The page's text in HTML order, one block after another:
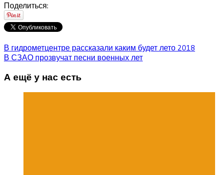
Поделиться:
В гидрометцентре рассказали каким будет лето 2018
В СЗАО прозвучат песни военных лет
А ещё у нас есть